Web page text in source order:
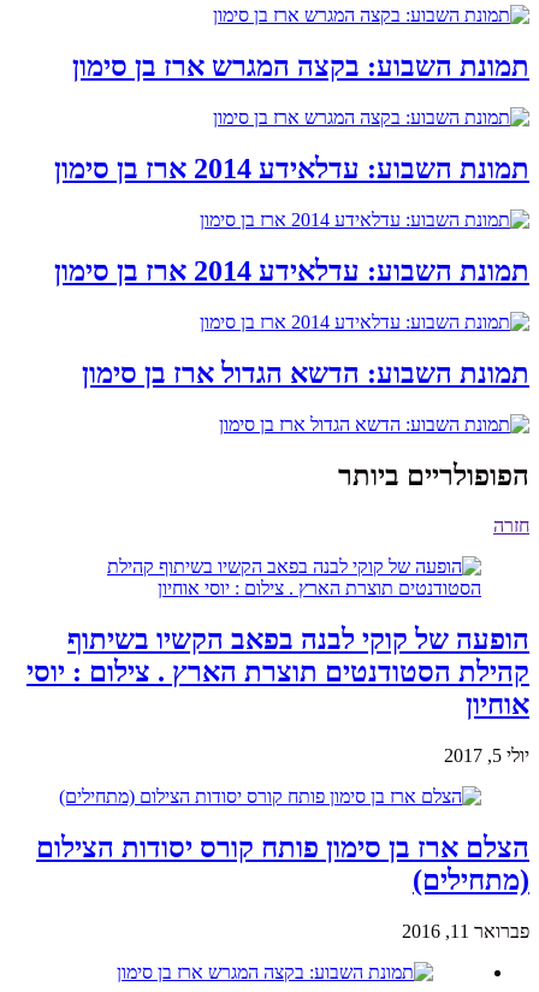
תמונת השבוע: בקצה המגרש ארז בן סימון
תמונת השבוע: עדלאידע 2014 ארז בן סימון
תמונת השבוע: עדלאידע 2014 ארז בן סימון
תמונת השבוע: הדשא הגדול ארז בן סימון
הפופולריים ביותר
חזרה
הופעה של קוקי לבנה בפאב הקשיו בשיתוף
קהילת הסטודנטים תוצרת הארץ . צילום : יוסי
אוחיון
יולי 5, 2017
הצלם ארז בן סימון פותח קורס יסודות הצילום
(מתחילים)
פברואר 11, 2016